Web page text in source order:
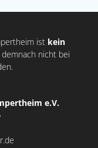
ist kein
nicht bei
e.V.